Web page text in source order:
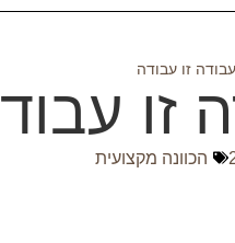
זו עבודה
זו
הכוונה מקצועית